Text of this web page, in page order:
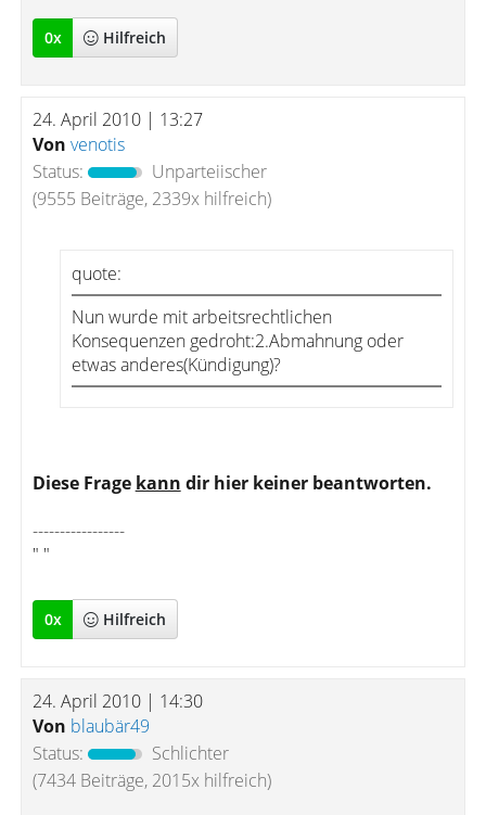
0x Hilfreich
24. April 2010 | 13:27
Von venotis
Status:
Unparteiischer
(9555 Beiträge, 2339x hilfreich)
quote:
Nun wurde mit arbeitsrechtlichen
Konsequenzen gedroht:2.Abmahnung oder
etwas anderes(Kündigung)?
Diese Frage kann dir hier keiner beantworten.
-----------------
" "
0x Hilfreich
24. April 2010 | 14:30
Von blaubär49
Status:
Schlichter
(7434 Beiträge, 2015x hilfreich)